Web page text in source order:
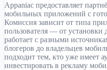
Appaniac предоставляет
мобильных приложений с
Комиссия зависит от типа
пользователя — от
работает с разными
блогеров до владельцев
подходит тем, кто уже имеет
инвестировать в рекламу